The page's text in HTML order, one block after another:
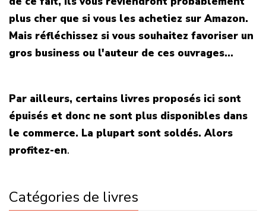
plus cher que si vous les achetiez sur Amazon.
Mais réfléchissez si vous souhaitez favoriser un
gros business ou l'auteur de ces ouvrages...
Par ailleurs, certains livres proposés ici sont
épuisés et donc ne sont plus disponibles dans
le commerce. La plupart sont soldés. Alors
profitez-en.
Catégories de livres